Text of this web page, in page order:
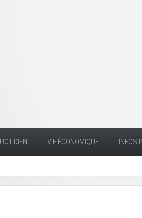
VIE ÉCONOMIQUE INFOS